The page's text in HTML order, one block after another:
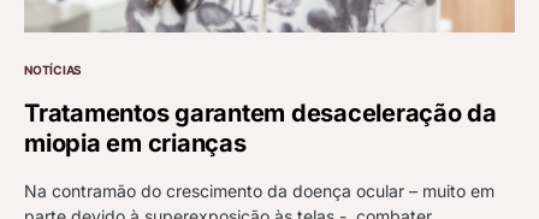
NOTÍCIAS
Tratamentos garantem desaceleração da
miopia em crianças
Na contramão do crescimento da doença ocular – muito em